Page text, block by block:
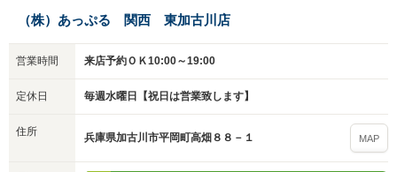
（株）あっぷる 関西 東加古川店
営業時間 来店予約ＯＫ10:00～19:00
定休日 毎週水曜日【祝日は営業致します】
住所 兵庫県加古川市平岡町高畑８８－１ MAP